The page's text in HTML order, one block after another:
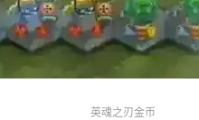
英魂之刃金币